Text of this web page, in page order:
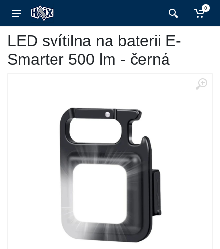
0
LED svítilna na baterii E-
Smarter 500 lm - černá